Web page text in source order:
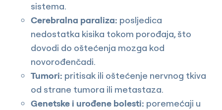
sistema.
Cerebralna paraliza: posljedica
nedostatka kisika tokom porođaja, što
dovodi do oštećenja mozga kod
novorođenčadi.
Tumori: pritisak ili oštećenje nervnog tkiva
od strane tumora ili metastaza.
Genetske i urođene bolesti: poremećaji u